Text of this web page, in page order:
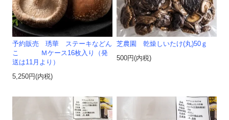
予約販売 琇華 ステーキなどん
こ Ｍケース16枚入り（発
送は11月より）
5,250円(内税)
芝農園 乾燥しいたけ(丸)50ｇ
500円(内税)